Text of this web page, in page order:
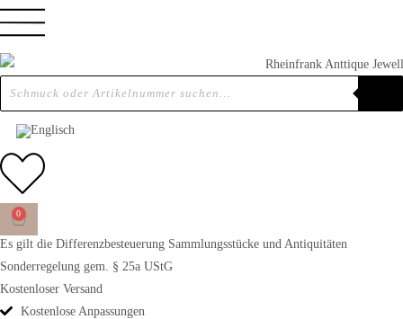
0
Home»Shop»Um 1960 – Italienischer Ehering
UM 1960 – ITALIENISCHER EHERING
1.190,00
Es gilt die Differenzbesteuerung Sammlungsstücke und Antiquitäten
Sonderregelung gem. § 25a UStG
Kostenloser Versand
Kostenlose Anpassungen